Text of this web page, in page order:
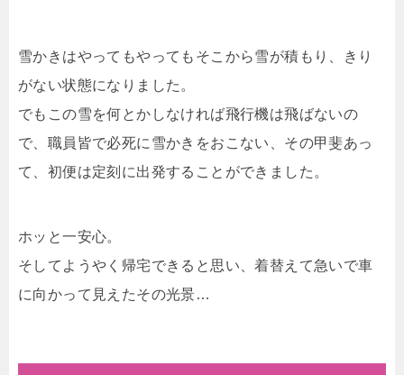
雪かきはやってもやってもそこから雪が積もり、きり
がない状態になりました。
でもこの雪を何とかしなければ飛行機は飛ばないの
で、職員皆で必死に雪かきをおこない、その甲斐あっ
て、初便は定刻に出発することができました。
ホッと一安心。
そしてようやく帰宅できると思い、着替えて急いで車
に向かって見えたその光景…